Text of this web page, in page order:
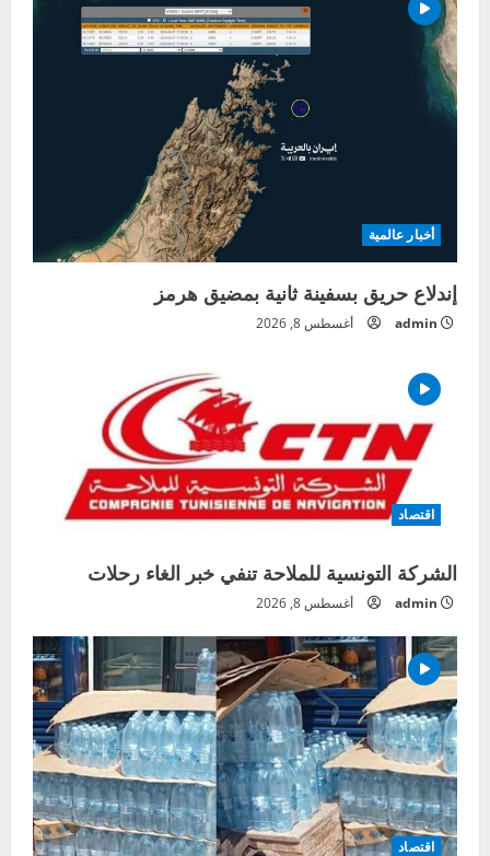
أخبار عالمية
إندلاع حريق بسفينة ثانية بمضيق هرمز
admin أغسطس 8, 2026
اقتصاد
الشركة التونسية للملاحة تنفي خبر الغاء رحلات
admin أغسطس 8, 2026
اقتصاد